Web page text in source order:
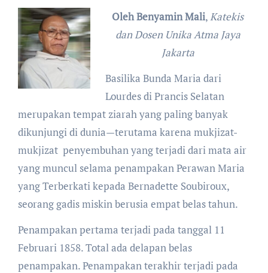
Oleh Benyamin Mali,Katekis
dan Dosen Unika Atma Jaya
Jakarta
Basilika Bunda Maria dari
Lourdes di Prancis Selatan
merupakan tempat ziarah yang paling banyak
dikunjungi di dunia—terutama karena mukjizat-
mukjizat penyembuhan yang terjadi dari mata air
yang muncul selama penampakan Perawan Maria
yang Terberkati kepada Bernadette Soubiroux,
seorang gadis miskin berusia empat belas tahun.
Penampakan pertama terjadi pada tanggal 11
Februari 1858. Total ada delapan belas
penampakan. Penampakan terakhir terjadi pada